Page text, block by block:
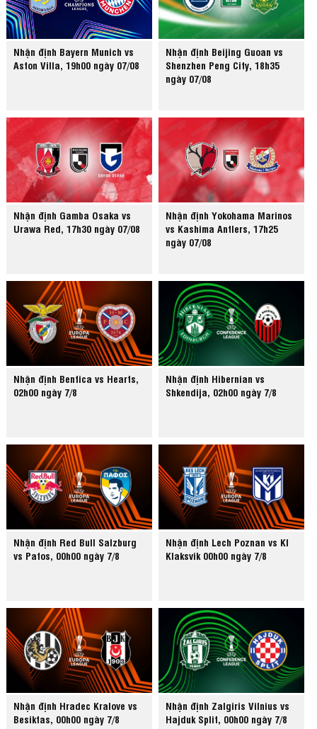
Nhận định Bayern Munich vs
Aston Villa, 19h00 ngày 07/08
Nhận định Beijing Guoan vs
Shenzhen Peng City, 18h35
ngày 07/08
Nhận định Gamba Osaka vs
Urawa Red, 17h30 ngày 07/08
Nhận định Yokohama Marinos
vs Kashima Antlers, 17h25
ngày 07/08
Nhận định Benfica vs Hearts,
02h00 ngày 7/8
Nhận định Hibernian vs
Shkendija, 02h00 ngày 7/8
Nhận định Red Bull Salzburg
vs Pafos, 00h00 ngày 7/8
Nhận định Lech Poznan vs KI
Klaksvik 00h00 ngày 7/8
Nhận định Hradec Kralove vs
Besiktas, 00h00 ngày 7/8
Nhận định Zalgiris Vilnius vs
Hajduk Split, 00h00 ngày 7/8